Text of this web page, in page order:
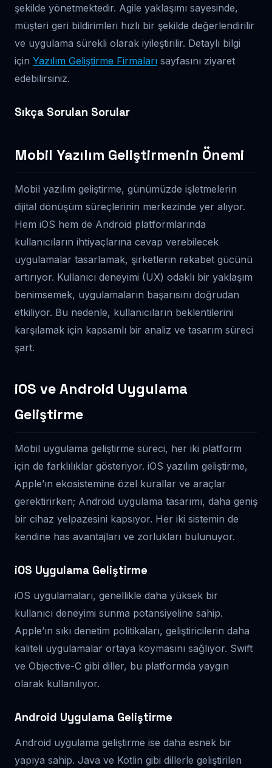
şekilde yönetmektedir. Agile yaklaşımı sayesinde,
müşteri geri bildirimleri hızlı bir şekilde değerlendirilir
ve uygulama sürekli olarak iyileştirilir. Detaylı bilgi
için Yazılım Geliştirme Firmaları sayfasını ziyaret
edebilirsiniz.
Sıkça Sorulan Sorular
Mobil Yazılım Geliştirmenin Önemi
Mobil yazılım geliştirme, günümüzde işletmelerin
dijital dönüşüm süreçlerinin merkezinde yer alıyor.
Hem iOS hem de Android platformlarında
kullanıcıların ihtiyaçlarına cevap verebilecek
uygulamalar tasarlamak, şirketlerin rekabet gücünü
artırıyor. Kullanıcı deneyimi (UX) odaklı bir yaklaşım
benimsemek, uygulamaların başarısını doğrudan
etkiliyor. Bu nedenle, kullanıcıların beklentilerini
karşılamak için kapsamlı bir analiz ve tasarım süreci
şart.
iOS ve Android Uygulama
Geliştirme
Mobil uygulama geliştirme süreci, her iki platform
için de farklılıklar gösteriyor. iOS yazılım geliştirme,
Apple’ın ekosistemine özel kurallar ve araçlar
gerektirirken; Android uygulama tasarımı, daha geniş
bir cihaz yelpazesini kapsıyor. Her iki sistemin de
kendine has avantajları ve zorlukları bulunuyor.
iOS Uygulama Geliştirme
iOS uygulamaları, genellikle daha yüksek bir
kullanıcı deneyimi sunma potansiyeline sahip.
Apple’ın sıkı denetim politikaları, geliştiricilerin daha
kaliteli uygulamalar ortaya koymasını sağlıyor. Swift
ve Objective-C gibi diller, bu platformda yaygın
olarak kullanılıyor.
Android Uygulama Geliştirme
Android uygulama geliştirme ise daha esnek bir
yapıya sahip. Java ve Kotlin gibi dillerle geliştirilen